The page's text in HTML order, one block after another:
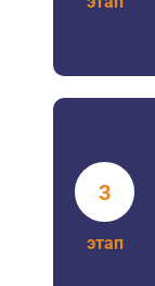
3
этап